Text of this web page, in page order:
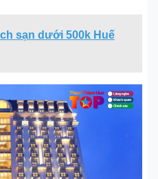
sạn dưới 500k Huế